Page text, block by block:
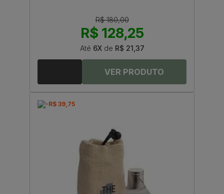
R$ 180,00
R$ 128,25
Até 6Xde R$ 21,37
-R$ 39,75